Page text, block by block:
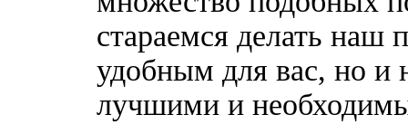
стараемся делать наш
удобным для вас, но и
лучшими и